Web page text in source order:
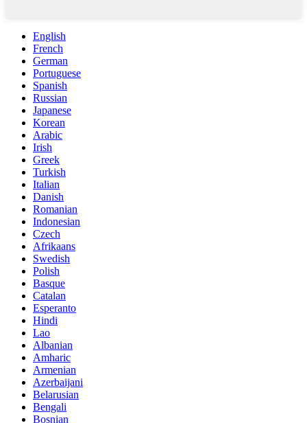
English
French
German
Portuguese
Spanish
Russian
Japanese
Korean
Arabic
Irish
Greek
Turkish
Italian
Danish
Romanian
Indonesian
Czech
Afrikaans
Swedish
Polish
Basque
Catalan
Esperanto
Hindi
Lao
Albanian
Amharic
Armenian
Azerbaijani
Belarusian
Bengali
Bosnian